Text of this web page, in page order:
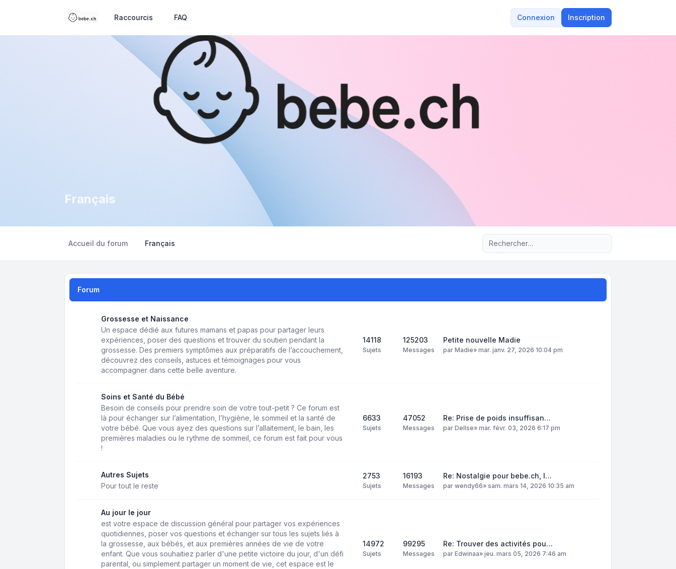
Raccourcis FAQ Connexion Inscription
Français
Accueil du forum Français Recherche avancée
Forum
Grossesse et Naissance
Un espace dédié aux futures mamans et papas pour partager leurs
expériences, poser des questions et trouver du soutien pendant la
grossesse. Des premiers symptômes aux préparatifs de l’accouchement,
découvrez des conseils, astuces et témoignages pour vous
accompagner dans cette belle aventure.
14118
Sujets
125203
Messages
Petite nouvelle Madie
par Madie» mar. janv. 27, 2026 10:04 pm
Soins et Santé du Bébé
Besoin de conseils pour prendre soin de votre tout-petit ? Ce forum est
là pour échanger sur l’alimentation, l’hygiène, le sommeil et la santé de
votre bébé. Que vous ayez des questions sur l’allaitement, le bain, les
premières maladies ou le rythme de sommeil, ce forum est fait pour vous
!
6633
Sujets
47052
Messages
Re: Prise de poids insuffisan…
par DelIse» mar. févr. 03, 2026 6:17 pm
Autres Sujets
Pour tout le reste
2753
Sujets
16193
Messages
Re: Nostalgie pour bebe.ch, l…
par wendy66» sam. mars 14, 2026 10:35 am
Au jour le jour
est votre espace de discussion général pour partager vos expériences
quotidiennes, poser vos questions et échanger sur tous les sujets liés à
la grossesse, aux bébés, et aux premières années de vie de votre
enfant. Que vous souhaitiez parler d'une petite victoire du jour, d'un défi
parental, ou simplement partager un moment de vie, cet espace est le
14972
Sujets
99295
Messages
Re: Trouver des activités pou…
par Edwinaa» jeu. mars 05, 2026 7:46 am